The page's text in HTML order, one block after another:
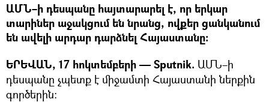
ԱՄՆ–ի դեսպանը հայտարարել է, որ երկար
տարիներ աջակցում են նրանց, ովքեր ցանկանում
են ավելի արդար դարձնել Հայաստանը։
ԵՐԵՎԱՆ, 17 հոկտեմբերի — Sputnik. ԱՄՆ–ի
դեսպանը չպետք է միջամտի Հայաստանի ներքին
գործերին։